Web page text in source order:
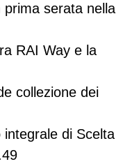
serata nella
RAI Way e la
collezione dei
di Scelta